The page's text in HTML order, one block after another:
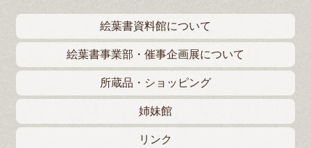
絵葉書資料館について
絵葉書事業部・催事企画展について
所蔵品・ショッピング
姉妹館
リンク